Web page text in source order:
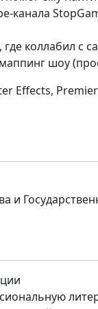
канала
коллабил с
шоу
Effects,
и